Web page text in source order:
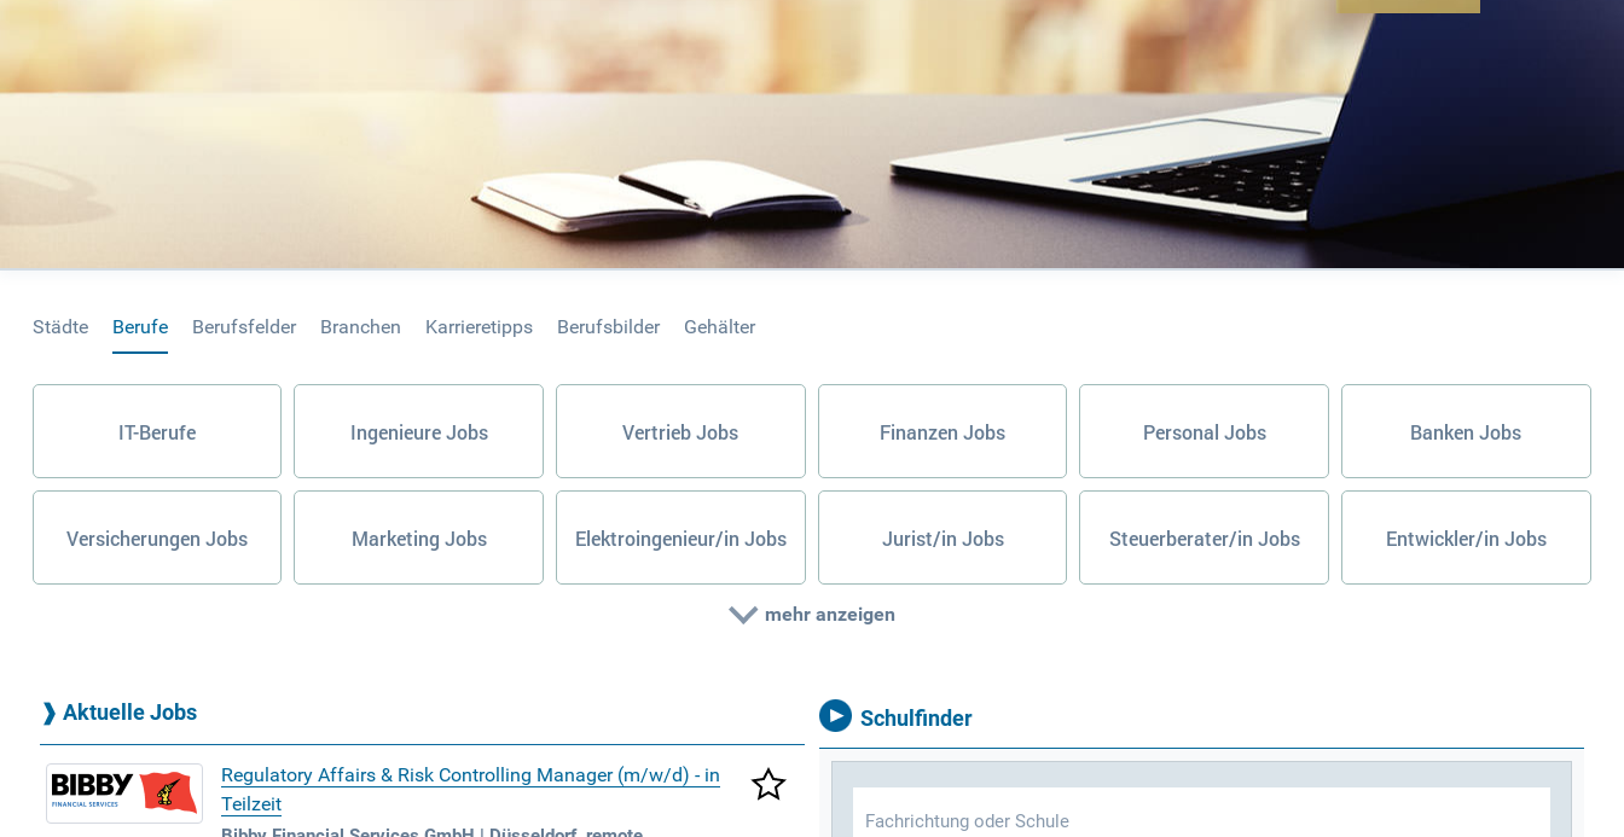
Städte Berufe Berufsfelder Branchen Karrieretipps Berufsbilder Gehälter
IT-Berufe Ingenieure Jobs Vertrieb Jobs Finanzen Jobs Personal Jobs Banken Jobs
Versicherungen Jobs Marketing Jobs Elektroingenieur/in Jobs Jurist/in Jobs Steuerberater/in Jobs Entwickler/in Jobs
mehr anzeigen
❱Aktuelle Jobs
Regulatory Affairs & Risk Controlling Manager (m/w/d) - in
Teilzeit
Schulfinder